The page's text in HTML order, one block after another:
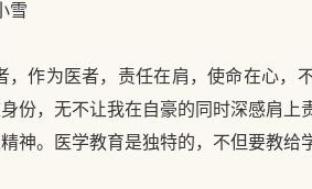
雪
作为医者，责任在肩，使命在心，
份，无不让我在自豪的同时深感肩上
神。医学教育是独特的，不但要教给